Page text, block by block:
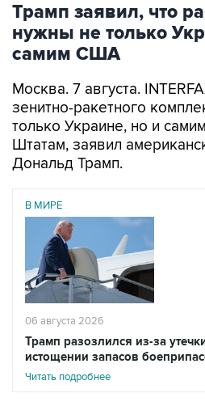
Трамп заявил, что
нужны не только
самим США
Москва. 7 августа.
зенитно-ракетного
только Украине, но и
Штатам, заявил
Дональд Трамп.
В МИРЕ
06 августа 2026
Трамп разозлился из-за
истощении запасов
Читать подробнее